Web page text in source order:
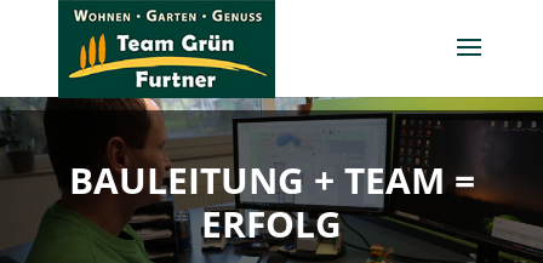
BAULEITUNG + TEAM =
ERFOLG